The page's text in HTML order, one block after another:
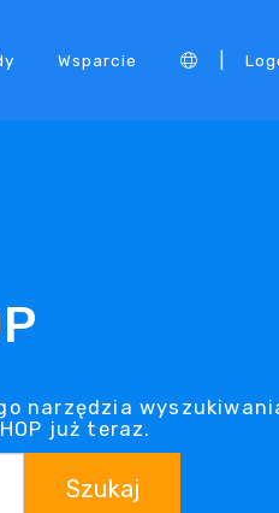
Wsparcie
narzędzia
już teraz.
Szukaj